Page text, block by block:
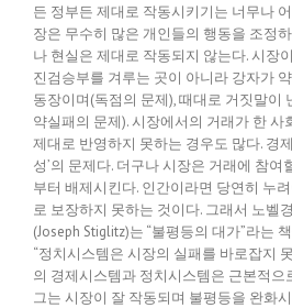
든 정부든 제대로 작동시키기는 너무나
장은 무수히 많은 개인들의 행동을 조정
나 현실은 제대로 작동되지 않는다. 시장
진검승부를 겨루는 곳이 아니라 강자가
동장이며(독점의 문제), 때대로 거짓말이
약실패의 문제). 시장에서의 거래가 한 사
제대로 반영하지 못하는 경우도 많다. 경
성’의 문제다. 더구나 시장은 거래에 참
부터 배제시킨다. 인간이라면 당연히 누려
로 보장하지 못하는 것이다. 그래서 노벨
(Joseph Stiglitz)는 “불평등의 대가”라는
“정치시스템은 시장의 실패를 바로잡지
의 경제시스템과 정치시스템은 근본적으
그는 시장이 잘 작동되며 불평등을 완화